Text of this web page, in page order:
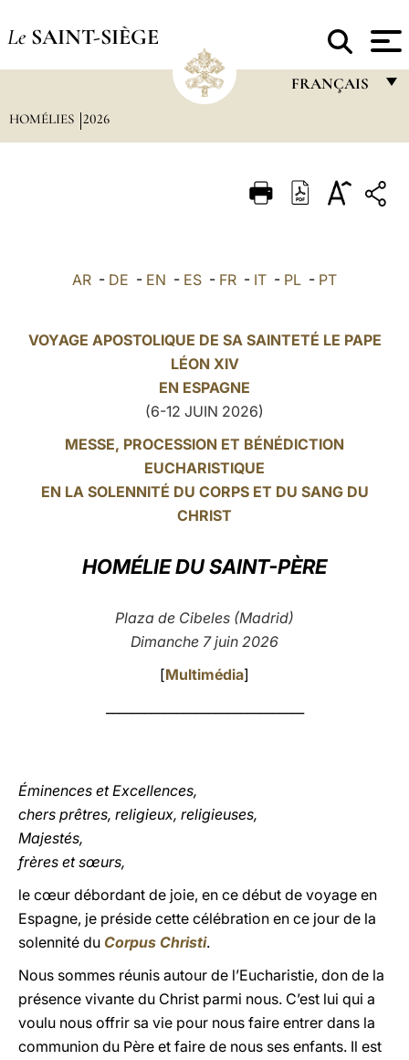
Le SAINT-SIÈGE
FRANÇAIS
ITALIANO
POLSKI
LATINE
HOMÉLIES 2026
AR - DE - EN - ES - FR - IT - PL - PT
VOYAGE APOSTOLIQUE DE SA SAINTETÉ LE PAPE
LÉON XIV
EN ESPAGNE
(6-12 JUIN 2026)
MESSE, PROCESSION ET BÉNÉDICTION
EUCHARISTIQUE
EN LA SOLENNITÉ DU CORPS ET DU SANG DU
CHRIST
HOMÉLIE DU SAINT-PÈRE
Plaza de Cibeles (Madrid)
Dimanche 7 juin 2026
[Multimédia]
Éminences et Excellences,
chers prêtres, religieux, religieuses,
Majestés,
frères et sœurs,
le cœur débordant de joie, en ce début de voyage en
Espagne, je préside cette célébration en ce jour de la
solennité du Corpus Christi.
Nous sommes réunis autour de l’Eucharistie, don de la
présence vivante du Christ parmi nous. C’est lui qui a
voulu nous offrir sa vie pour nous faire entrer dans la
communion du Père et faire de nous ses enfants. Il est